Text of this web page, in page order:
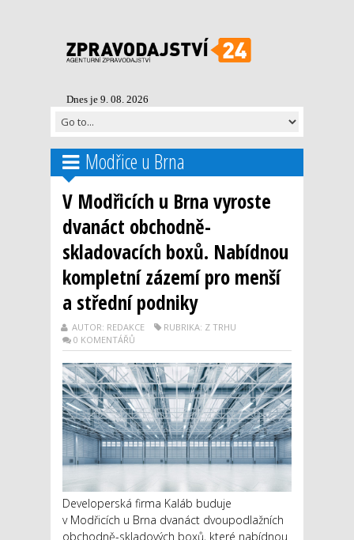
Dnes je 9. 08. 2026
Modřice u Brna
V Modřicích u Brna vyroste
dvanáct obchodně-
skladovacích boxů. Nabídnou
kompletní zázemí pro menší
a střední podniky
AUTOR: REDAKCE
RUBRIKA: Z TRHU
0 KOMENTÁŘŮ
Developerská firma Kaláb buduje
v Modřicích u Brna dvanáct dvoupodlažních
obchodně-skladových boxů, které nabídnou